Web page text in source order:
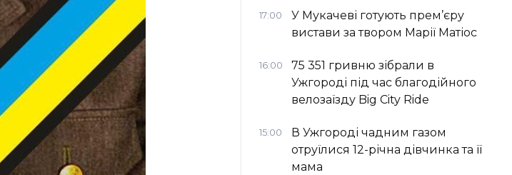
17:00
У Мукачеві готують прем’єру
вистави за твором Марії Матіос
16:00
75 351 гривню зібрали в
Ужгороді під час благодійного
велозаїзду Big Сity Ride
15:00
В Ужгороді чадним газом
отруїлися 12-річна дівчинка та її
мама